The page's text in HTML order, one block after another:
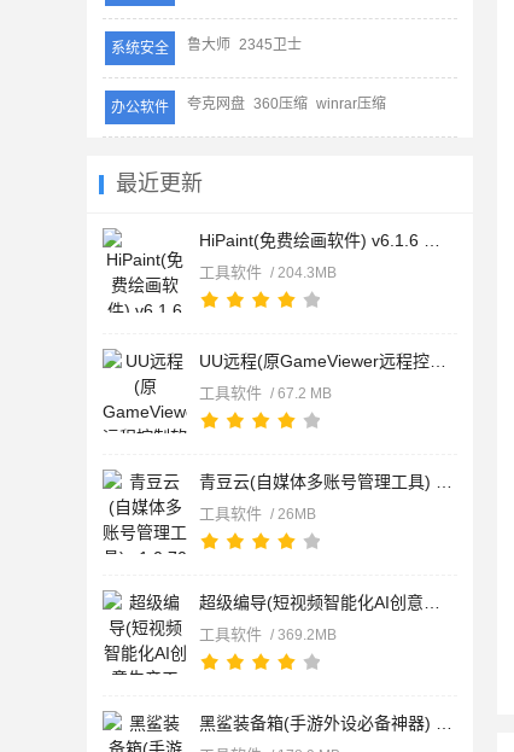
系统安全 鲁大师 2345卫士
办公软件 夸克网盘 360压缩 winrar压缩
最近更新
工具软件 / 204.3MB
工具软件 / 67.2 MB
工具软件 / 26MB
工具软件 / 369.2MB